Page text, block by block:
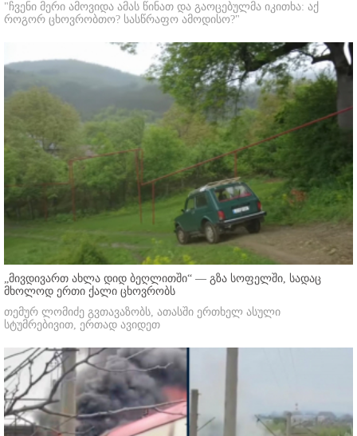
"ჩვენი მერი ამოვიდა ამას წინათ და გაოცებულმა იკითხა: აქ
როგორ ცხოვრობთო? სასწრაფო ამოდისო?"
„მივდივართ ახლა დიდ ბეღლითში“ — გზა სოფელში, სადაც
მხოლოდ ერთი ქალი ცხოვრობს
თემურ ლომიძე გვთავაზობს, ათასში ერთხელ ასული
სტუმრებივით, ერთად ავიდეთ